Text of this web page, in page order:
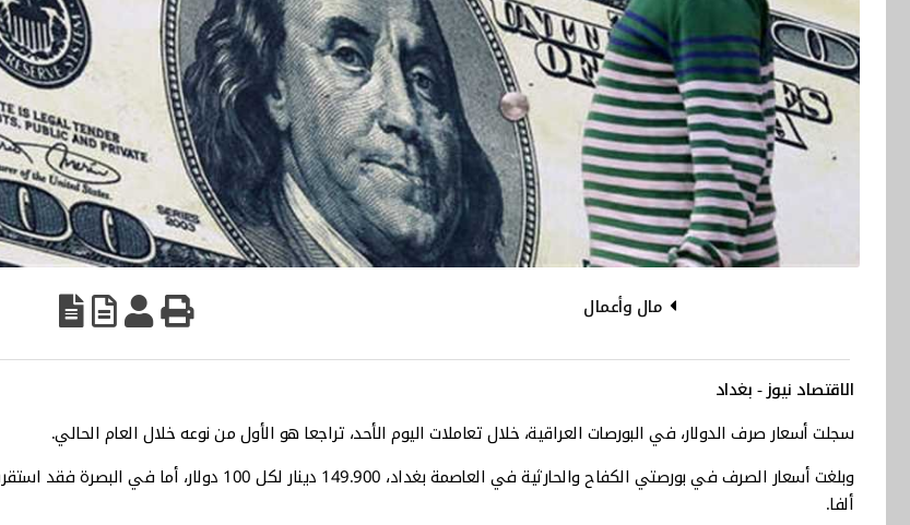
مال وأعمال
الاقتصاد نيوز - بغداد
سجلت أسعار صرف الدولار، في البورصات العراقية، خلال تعاملات اليوم الأحد، تراجعا هو الأول من نوعه خلال العام الحالي.
ألفا.